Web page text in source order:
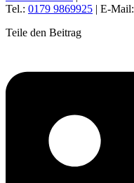
Tel.: 0179 9869925 | E-Mail:
Teile den Beitrag